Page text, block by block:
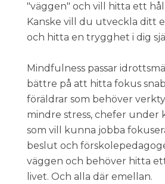
"väggen" och vill hitta ett
Kanske vill du utveckla ditt
och hitta en trygghet i dig
Mindfulness passar
bättre på att hitta fokus
föräldrar som behöver
mindre stress, chefer under
som vill kunna jobba
beslut och
väggen och behöver hitta
livet. Och alla där emellan.